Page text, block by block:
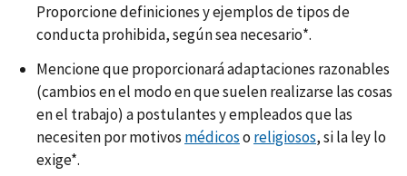
Proporcione definiciones y ejemplos de tipos de
conducta prohibida, según sea necesario*.
Mencione que proporcionará adaptaciones razonables
(cambios en el modo en que suelen realizarse las cosas
en el trabajo) a postulantes y empleados que las
necesiten por motivos médicoso religiosos, si la ley lo
exige*.